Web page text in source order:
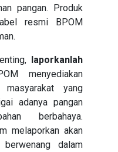
pangan. Produk
resmi BPOM
laporkanlah
menyediakan
yang
adanya pangan
berbahaya.
melaporkan akan
dalam